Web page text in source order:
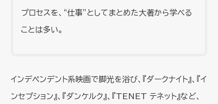
プロセスを、“仕事”としてまとめた大著から学べる
ことは多い。
インデペンデント系映画で脚光を浴び、『ダークナイト』、『イ
ンセプション』、『ダンケルク』、『TENET テネット』など、